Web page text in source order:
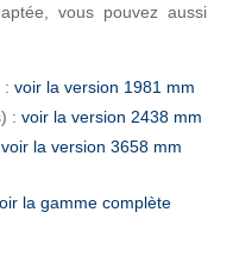
vous pouvez aussi
:voir la version 1981 mm
:voir la version 2438 mm
voir la version 3658 mm
la gamme complète